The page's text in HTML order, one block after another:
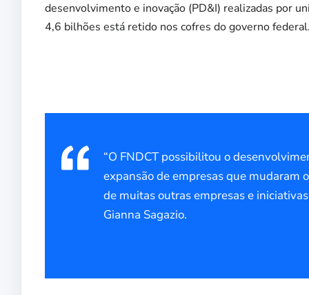
desenvolvimento e inovação (PD&I) realizadas por
4,6 bilhões está retido nos cofres do governo
“O FNDCT possibilitou o
expansão de empresas que mudaram
de muitas outras empresas e
Gianna Sagazio.